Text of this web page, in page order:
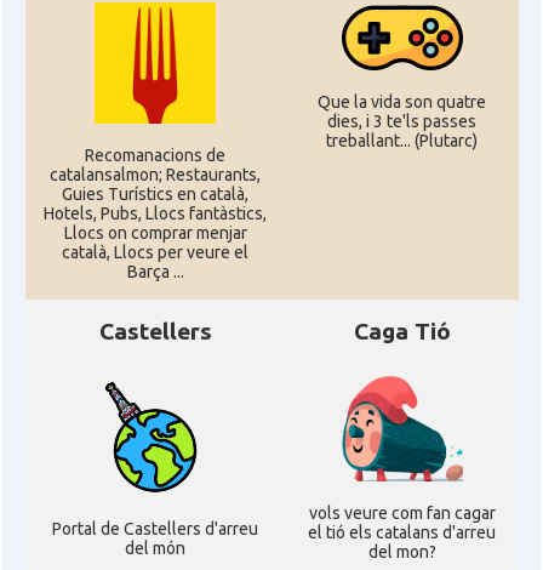
Recomanacions de
catalansalmon; Restaurants,
Guies Turístics en català,
Hotels, Pubs, Llocs fantàstics,
Llocs on comprar menjar
català, Llocs per veure el
Barça ...
Que la vida son quatre
dies, i 3 te'ls passes
treballant... (Plutarc)
Castellers
Portal de Castellers d'arreu
del món
Caga Tió
vols veure com fan cagar
el tió els catalans d'arreu
del mon?